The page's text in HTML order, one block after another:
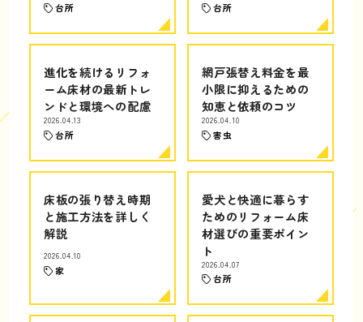
台所 台所
進化を続けるリフォ
ーム床材の最新トレ
ンドと環境への配慮
2026.04.13
台所
網戸張替え料金を最
小限に抑えるための
知恵と依頼のコツ
2026.04.10
害虫
床板の張り替え時期
と施工方法を詳しく
解説
2026.04.10
家
愛犬と快適に暮らす
ためのリフォーム床
材選びの重要ポイン
ト
2026.04.07
台所